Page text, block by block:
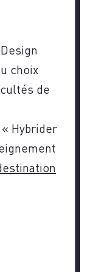
choix
de
Hybrider